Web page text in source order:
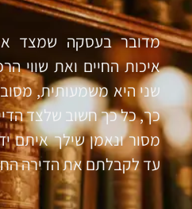
מדובר בעסקה שמצד
איכות החיים ואת שווי
שני היא משמעותית,
כך, כל כך חשוב שלצד
מסור ונאמן שילך איתם
עד לקבלתם את הדירה